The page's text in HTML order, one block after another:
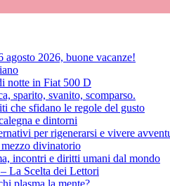
2026, buone vacanze!
notte in Fiat 500 D
sparito, svanito, scomparso.
che sfidano le regole del gusto
e dintorni
per rigenerarsi e vivere
divinatorio
incontri e diritti umani dal mondo
La Scelta dei Lettori
plasma la mente?